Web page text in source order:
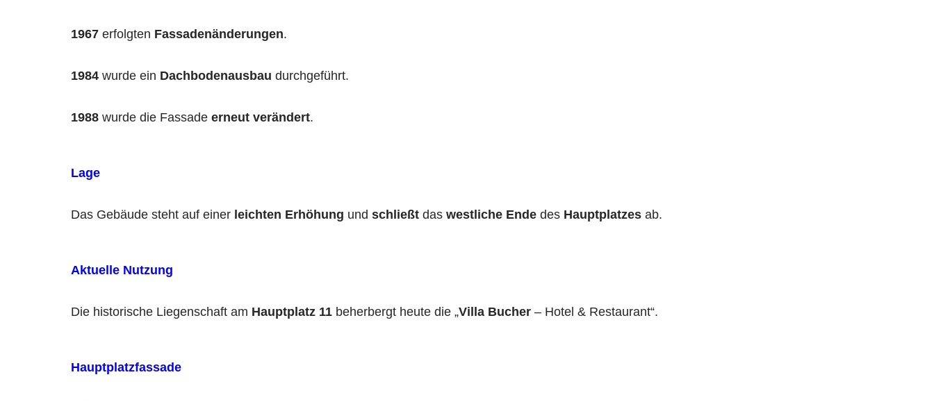
1967 erfolgten Fassadenänderungen.
1984 wurde ein Dachbodenausbau durchgeführt.
1988 wurde die Fassade erneut verändert.
Lage
Das Gebäude steht auf einer leichten Erhöhung und schließt das westliche Ende des Hauptplatzes ab.
Aktuelle Nutzung
Die historische Liegenschaft am Hauptplatz 11 beherbergt heute die „Villa Bucher – Hotel & Restaurant“.
Hauptplatzfassade